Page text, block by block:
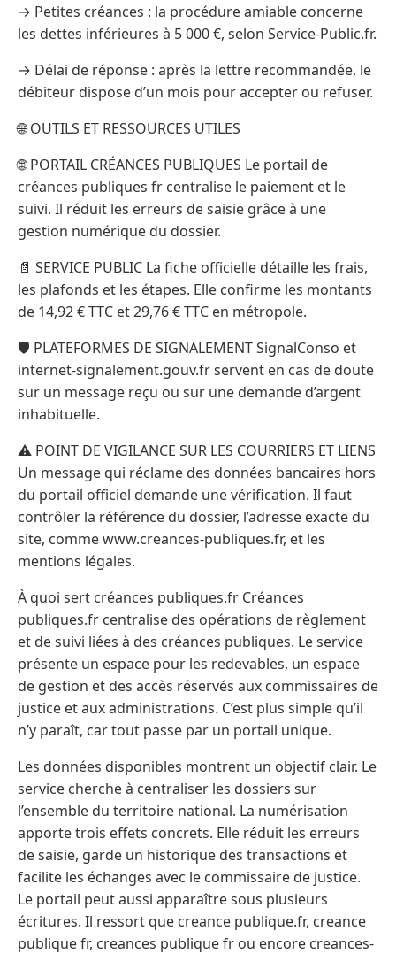
→ Petites créances : la procédure amiable concerne
les dettes inférieures à 5 000 €, selon Service-Public.fr.
→ Délai de réponse : après la lettre recommandée, le
débiteur dispose d’un mois pour accepter ou refuser.
🌐 OUTILS ET RESSOURCES UTILES
🌐 PORTAIL CRÉANCES PUBLIQUES Le portail de
créances publiques fr centralise le paiement et le
suivi. Il réduit les erreurs de saisie grâce à une
gestion numérique du dossier.
📄 SERVICE PUBLIC La fiche officielle détaille les frais,
les plafonds et les étapes. Elle confirme les montants
de 14,92 € TTC et 29,76 € TTC en métropole.
🛡️ PLATEFORMES DE SIGNALEMENT SignalConso et
internet-signalement.gouv.fr servent en cas de doute
sur un message reçu ou sur une demande d’argent
inhabituelle.
⚠️ POINT DE VIGILANCE SUR LES COURRIERS ET LIENS
Un message qui réclame des données bancaires hors
du portail officiel demande une vérification. Il faut
contrôler la référence du dossier, l’adresse exacte du
site, comme www.creances-publiques.fr, et les
mentions légales.
À quoi sert créances publiques.fr Créances
publiques.fr centralise des opérations de règlement
et de suivi liées à des créances publiques. Le service
présente un espace pour les redevables, un espace
de gestion et des accès réservés aux commissaires de
justice et aux administrations. C’est plus simple qu’il
n’y paraît, car tout passe par un portail unique.
Les données disponibles montrent un objectif clair. Le
service cherche à centraliser les dossiers sur
l’ensemble du territoire national. La numérisation
apporte trois effets concrets. Elle réduit les erreurs
de saisie, garde un historique des transactions et
facilite les échanges avec le commissaire de justice.
Le portail peut aussi apparaître sous plusieurs
écritures. Il ressort que creance publique.fr, creance
publique fr, creances publique fr ou encore creances-